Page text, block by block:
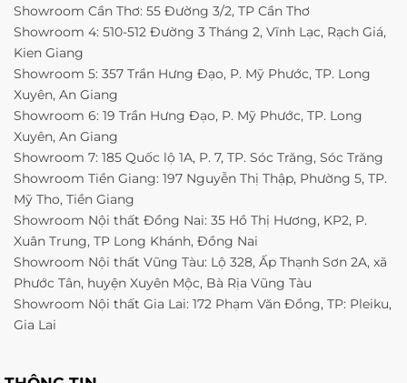
Showroom Cần Thơ: 55 Đường 3/2, TP Cần Thơ
Showroom 4: 510-512 Đường 3 Tháng 2, Vĩnh Lạc, Rạch Giá,
Kien Giang
Showroom 5: 357 Trần Hưng Đạo, P. Mỹ Phước, TP. Long
Xuyên, An Giang
Showroom 6: 19 Trần Hưng Đạo, P. Mỹ Phước, TP. Long
Xuyên, An Giang
Showroom 7: 185 Quốc lộ 1A, P. 7, TP. Sóc Trăng, Sóc Trăng
Showroom Tiền Giang: 197 Nguyễn Thị Thập, Phường 5, TP.
Mỹ Tho, Tiền Giang
Showroom Nội thất Đồng Nai: 35 Hồ Thị Hương, KP2, P.
Xuân Trung, TP Long Khánh, Đồng Nai
Showroom Nội thất Vũng Tàu: Lộ 328, Ấp Thạnh Sơn 2A, xã
Phước Tân, huyện Xuyên Mộc, Bà Rịa Vũng Tàu
Showroom Nội thất Gia Lai: 172 Phạm Văn Đồng, TP: Pleiku,
Gia Lai